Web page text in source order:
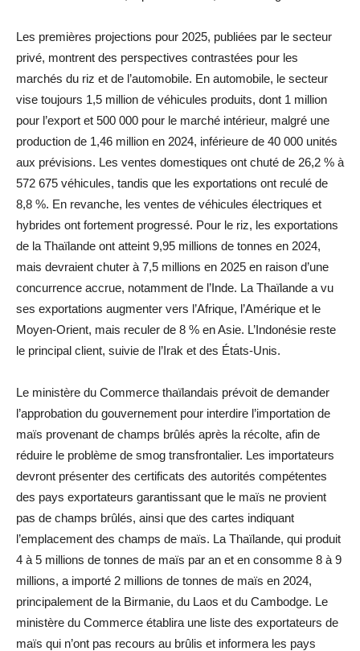
Les premières projections pour 2025, publiées par le secteur
privé, montrent des perspectives contrastées pour les
marchés du riz et de l’automobile. En automobile, le secteur
vise toujours 1,5 million de véhicules produits, dont 1 million
pour l’export et 500 000 pour le marché intérieur, malgré une
production de 1,46 million en 2024, inférieure de 40 000 unités
aux prévisions. Les ventes domestiques ont chuté de 26,2 % à
572 675 véhicules, tandis que les exportations ont reculé de
8,8 %. En revanche, les ventes de véhicules électriques et
hybrides ont fortement progressé. Pour le riz, les exportations
de la Thaïlande ont atteint 9,95 millions de tonnes en 2024,
mais devraient chuter à 7,5 millions en 2025 en raison d’une
concurrence accrue, notamment de l’Inde. La Thaïlande a vu
ses exportations augmenter vers l’Afrique, l’Amérique et le
Moyen-Orient, mais reculer de 8 % en Asie. L’Indonésie reste
le principal client, suivie de l’Irak et des États-Unis.
Le ministère du Commerce thaïlandais prévoit de demander
l’approbation du gouvernement pour interdire l’importation de
maïs provenant de champs brûlés après la récolte, afin de
réduire le problème de smog transfrontalier. Les importateurs
devront présenter des certificats des autorités compétentes
des pays exportateurs garantissant que le maïs ne provient
pas de champs brûlés, ainsi que des cartes indiquant
l’emplacement des champs de maïs. La Thaïlande, qui produit
4 à 5 millions de tonnes de maïs par an et en consomme 8 à 9
millions, a importé 2 millions de tonnes de maïs en 2024,
principalement de la Birmanie, du Laos et du Cambodge. Le
ministère du Commerce établira une liste des exportateurs de
maïs qui n’ont pas recours au brûlis et informera les pays